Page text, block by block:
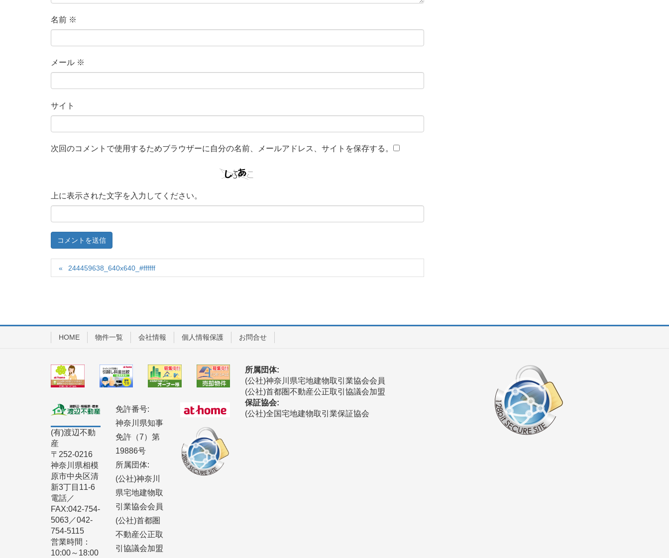
名前 ※
メール ※
サイト
次回のコメントで使用するためブラウザーに自分の名前、メールアドレス、サイトを保存する。
上に表示された文字を入力してください。
244459638_640x640_#ffffff
HOME 物件一覧 会社情報 個人情報保護 お問合せ
(有)渡辺不動
産
〒252-0216
神奈川県相模
原市中央区清
新3丁目11-6
電話／
FAX:042-754-
5063／042-
754-5115
営業時間：
10:00～18:00
免許番号:
神奈川県知事
免許（7）第
19886号
所属団体:
(公社)神奈川
県宅地建物取
引業協会会員
(公社)首都圏
不動産公正取
引協議会加盟
所属団体:
(公社)神奈川県宅地建物取引業協会会員
(公社)首都圏不動産公正取引協議会加盟
保証協会:
(公社)全国宅地建物取引業保証協会